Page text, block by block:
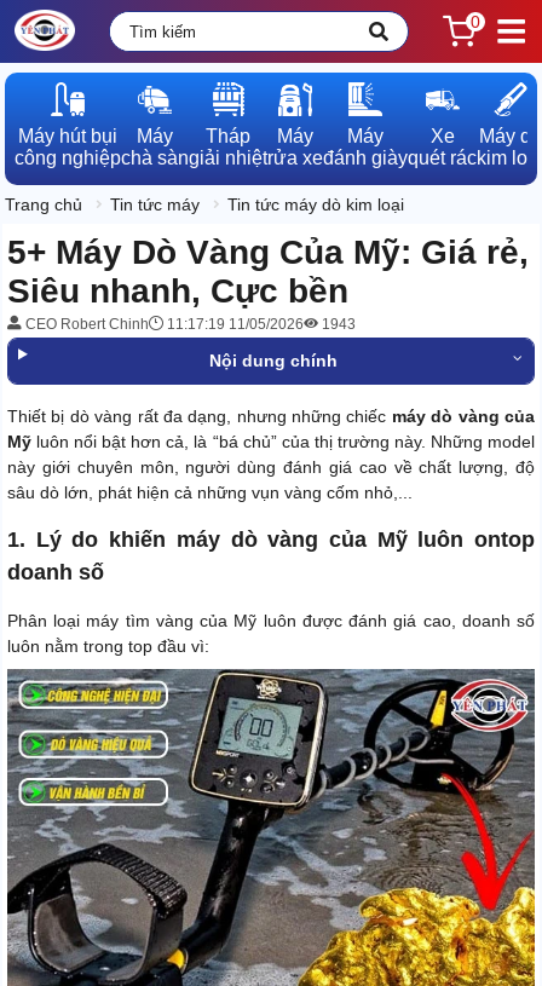
0
Máy hút bụi
công nghiệp
Máy
chà sàn
Tháp
giải nhiệt
Máy
rửa xe
Máy
đánh giày
Xe
quét rác
Máy dò
kim loại
Trang chủ Tin tức máy Tin tức máy dò kim loại
5+ Máy Dò Vàng Của Mỹ: Giá rẻ,
Siêu nhanh, Cực bền
CEO Robert Chinh 11:17:19 11/05/2026 1943
Nội dung chính
Thiết bị dò vàng rất đa dạng, nhưng những chiếc máy dò vàng của
Mỹ luôn nổi bật hơn cả, là “bá chủ” của thị trường này. Những model
này giới chuyên môn, người dùng đánh giá cao về chất lượng, độ
sâu dò lớn, phát hiện cả những vụn vàng cốm nhỏ,...
1. Lý do khiến máy dò vàng của Mỹ luôn ontop
doanh số
Phân loại máy tìm vàng của Mỹ luôn được đánh giá cao, doanh số
luôn nằm trong top đầu vì: